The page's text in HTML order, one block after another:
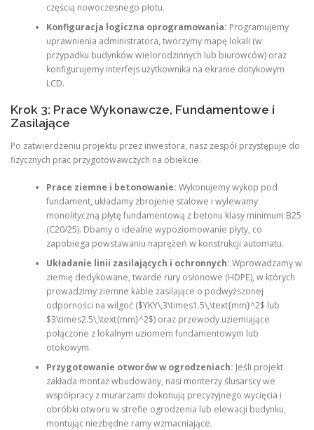
częścią nowoczesnego płotu.
Konfiguracja logiczna oprogramowania: Programujemy
uprawnienia administratora, tworzymy mapę lokali (w
przypadku budynków wielorodzinnych lub biurowców) oraz
konfigurujemy interfejs użytkownika na ekranie dotykowym
LCD.
Krok 3: Prace Wykonawcze, Fundamentowe i
Zasilające
Po zatwierdzeniu projektu przez inwestora, nasz zespół przystępuje do
fizycznych prac przygotowawczych na obiekcie.
Prace ziemne i betonowanie: Wykonujemy wykop pod
fundament, układamy zbrojenie stalowe i wylewamy
monolityczną płytę fundamentową z betonu klasy minimum B25
(C20/25). Dbamy o idealne wypoziomowanie płyty, co
zapobiega powstawaniu naprężeń w konstrukcji automatu.
Układanie linii zasilających i ochronnych: Wprowadzamy w
ziemię dedykowane, twarde rury osłonowe (HDPE), w których
prowadzimy ziemne kable zasilające o podwyższonej
odporności na wilgoć ($YKY\,3\times1.5\,\text{mm}^2$ lub
$3\times2.5\,\text{mm}^2$) oraz przewody uziemiające
połączone z lokalnym uziomem fundamentowym lub
otokowym.
Przygotowanie otworów w ogrodzeniach: Jeśli projekt
zakłada montaż wbudowany, nasi monterzy ślusarscy we
współpracy z murarzami dokonują precyzyjnego wycięcia i
obróbki otworu w strefie ogrodzenia lub elewacji budynku,
montując niezbędne ramy wzmacniające.